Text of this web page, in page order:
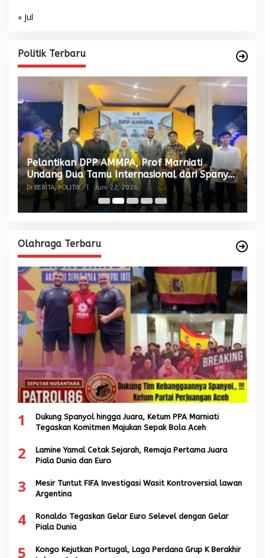
« Jul
Politik Terbaru
Pelantikan DPP AMMPA, Prof Marniati
Undang Dua Tamu Internasional dari Spanyol
dan Malaysia
Di BERITA, POLITIK Juni 22, 2026
Olahraga Terbaru
1
Dukung Spanyol hingga Juara, Ketum PPA Marniati
Tegaskan Komitmen Majukan Sepak Bola Aceh
2
Lamine Yamal Cetak Sejarah, Remaja Pertama Juara
Piala Dunia dan Euro
3
Mesir Tuntut FIFA Investigasi Wasit Kontroversial lawan
Argentina
4
Ronaldo Tegaskan Gelar Euro Selevel dengan Gelar
Piala Dunia
5
Kongo Kejutkan Portugal, Laga Perdana Grup K Berakhir